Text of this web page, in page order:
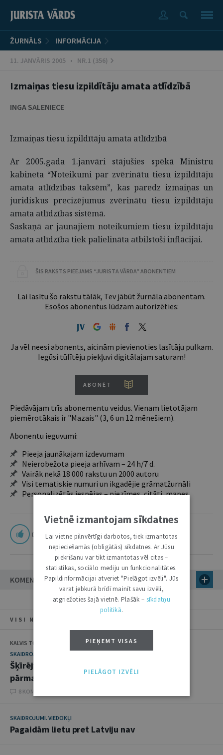
ŽURNĀLS INFORMĀCIJA
11. JANVĀRIS 2005 • NR.1 (356)
Izmaiņas tiesu izpildītāju amata atlīdzībā
INGA SALENIECE
Izmaiņas tiesu izpildītāju amata atlīdzībā
Ar
2005.gada 1.janvāri stājušies spēkā Ministru
kabineta “Noteikumi par zvērinātu tiesu izpildītāju
amata atlīdzības taksēm”, kas paredz izmaiņas un
juridiskus precizējumus zvērinātu tiesu izpildītāju
amata atlīdzības sistēmā.
Saskaņā ar jaunajiem noteikumiem tiesu izpildītāju
amata atlīdzība tiek palielināta atbilstoši inflācijai.
ŠIS RAKSTS PIEEJAMS “JURISTA VĀRDA” ABONENTIEM
Lai lasītu šo rakstu tālāk, Tev jābūt žurnāla abonentam.
Esošos abonentus lūdzam autorizēties:
Ja vēl neesi abonents, aicinām pievienoties lasītāju pulkam.
Iegūsi tūlītēju piekļuvi digitālajam saturam!
ABONĒT
Piedāvājam trīs abonementu veidus. Vienam lietotājam
piemērotākais ir "Mazais" (3, 6 un 12 mēnešiem).
Abonentu ieguvumi:
Pieeja jaunākajam izdevumam
Neierobežota pieeja arhīvam – 24 h/7 d.
Vairāk nekā 18 000 rakstu un 2000 autoru
Visi tematiskie numuri un ikgadējie grāmatžurnāli
Personalizētās iespējas – piezīmes, citāti, mapes
0
KOMENTĀRI
VISI NUMURA RAKSTI
KALVIS TORGĀNS
SKAIDROJUMI. VIEDOKĻI
Šķīrējtiesas Latvijā: vajadzīgas radikālas
pārmaiņas
8 KOMENTĀRI
SKAIDROJUMI. VIEDOKĻI
Pagaidām lietu pret Latviju nav
Vietnē izmantojam sīkdatnes
Lai vietne pilnvērtīgi darbotos, tiek izmantotas
nepieciešamās (obligātās) sīkdatnes. Ar Jūsu
piekrišanu var tikt izmantotas vēl citas –
statistikas, sociālo mediju un funkcionalitātes.
Papildinformācijai atveriet "Pielāgot izvēli". Jūs
varat jebkurā brīdī mainīt savu izvēli,
atgriežoties šajā vietnē. Plašāk – sīkdatņu
politikā.
PIEŅEMT VISAS
PIELĀGOT IZVĒLI